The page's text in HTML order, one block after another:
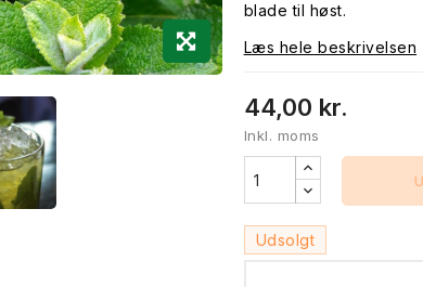
blade til høst.
Læs hele beskrivelsen
44,00 kr.
Inkl. moms
Udsolgt